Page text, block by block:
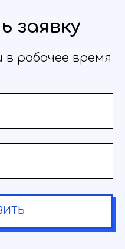
заявку
в рабочее время